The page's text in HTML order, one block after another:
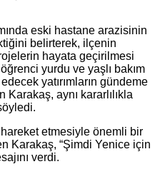
eski hastane arazisinin
belirterek, ilçenin
hayata geçirilmesi
yurdu ve yaşlı bakım
yatırımların gündeme
Karakaş, aynı kararlılıkla
etmesiyle önemli bir
Karakaş, “Şimdi Yenice için
verdi.